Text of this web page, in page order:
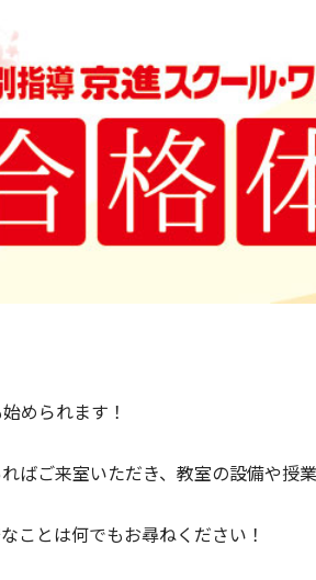
められます！
ご来室いただき、教室の設備や授
ことは何でもお尋ねください！